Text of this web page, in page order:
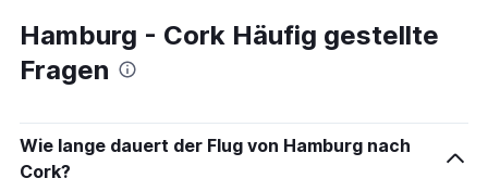
Hamburg - Cork Häufig gestellte
Fragen
Wie lange dauert der Flug von Hamburg nach
Cork?